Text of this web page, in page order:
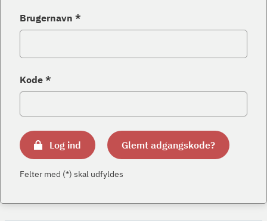
Brugernavn *
Kode *
Log ind Glemt adgangskode?
Felter med (*) skal udfyldes